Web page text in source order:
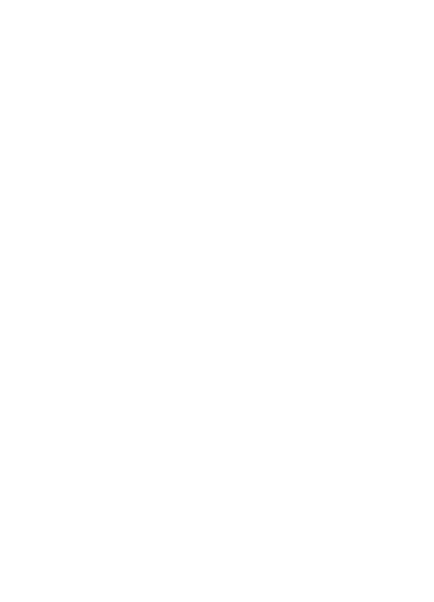
marinhas, uma breve introdução;
e Interpretação Ambiental/ Câmara Municipal de
e Interpretação Ambiental
CMIA e Centro de Documentação do Mar
Viana do Castelo